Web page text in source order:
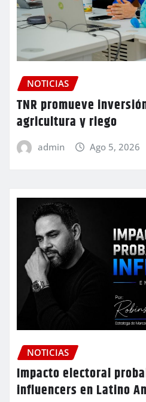
NOTICIAS
TNR promueve
agricultura y riego
admin Ago 5, 2026
NOTICIAS
Impacto electoral
influencers en Latino